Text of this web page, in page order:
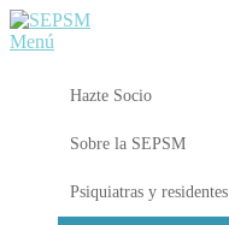
Menú
Hazte Socio
Sobre la SEPSM
Psiquiatras y residentes